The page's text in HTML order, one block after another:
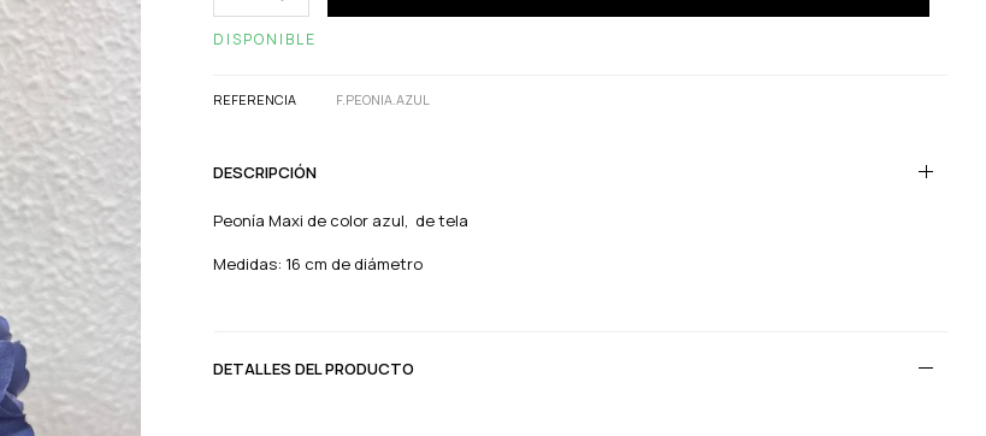
DISPONIBLE
REFERENCIA F.PEONIA.AZUL
DESCRIPCIÓN
Peonía Maxi de color azul, de tela
Medidas: 16 cm de diámetro
DETALLES DEL PRODUCTO